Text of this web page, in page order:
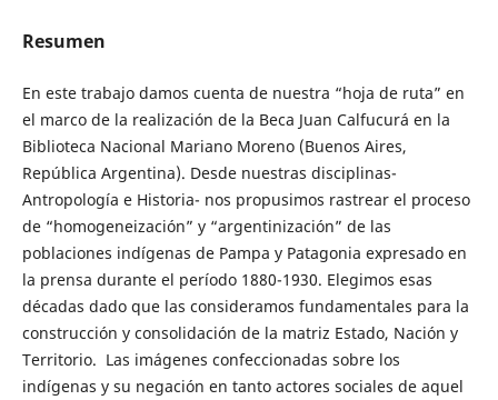
Resumen
En este trabajo damos cuenta de nuestra “hoja de ruta” en
el marco de la realización de la Beca Juan Calfucurá en la
Biblioteca Nacional Mariano Moreno (Buenos Aires,
República Argentina). Desde nuestras disciplinas-
Antropología e Historia- nos propusimos rastrear el proceso
de “homogeneización” y “argentinización” de las
poblaciones indígenas de Pampa y Patagonia expresado en
la prensa durante el período 1880-1930. Elegimos esas
décadas dado que las consideramos fundamentales para la
construcción y consolidación de la matriz Estado, Nación y
Territorio. Las imágenes confeccionadas sobre los
indígenas y su negación en tanto actores sociales de aquel